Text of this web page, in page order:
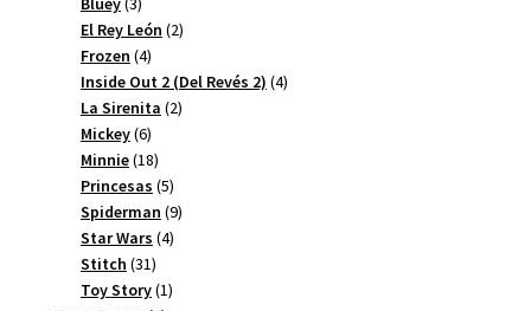
productos
El Rey León 22
Frozen 44
productos
Inside Out 2 (Del Revés 2) 44
La Sirenita 22
Mickey 66
productos
Minnie 1818
productos
Princesas 55
productos
Spiderman 99
Star Wars 44
Stitch 3131
productos
Toy Story 11